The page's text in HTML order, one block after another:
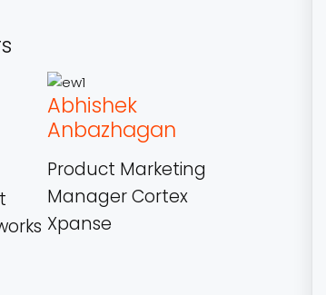
Abhishek
Anbazhagan
Product Marketing
Manager Cortex
Xpanse